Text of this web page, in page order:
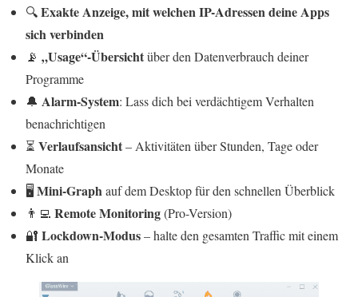
🔍Exakte Anzeige, mit welchen IP-Adressen deine Apps
sich verbinden
📡 „Usage“-Übersichtüber den Datenverbrauch deiner
Programme
🔔 Alarm-System: Lass dich bei verdächtigem Verhalten
benachrichtigen
⏳ Verlaufsansicht– Aktivitäten über Stunden, Tage oder
Monate
🖥️ Mini-Graphauf dem Desktop für den schnellen Überblick
👨‍💻 Remote Monitoring(Pro-Version)
🔐 Lockdown-Modus– halte den gesamten Traffic mit einem
Klick an